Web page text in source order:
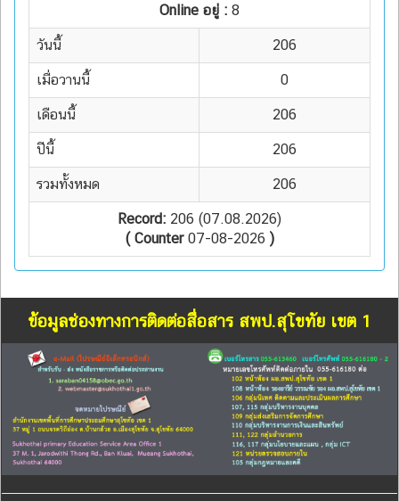
Online อยู่ : 8
วันนี้ 206
เมื่อวานนี้ 0
เดือนนี้ 206
ปีนี้ 206
รวมทั้งหมด 206
Record: 206 (07.08.2026)
( Counter07-08-2026 )
ข้อมูลช่องทางการติดต่อสื่อสาร สพป.สุโขทัย เขต 1